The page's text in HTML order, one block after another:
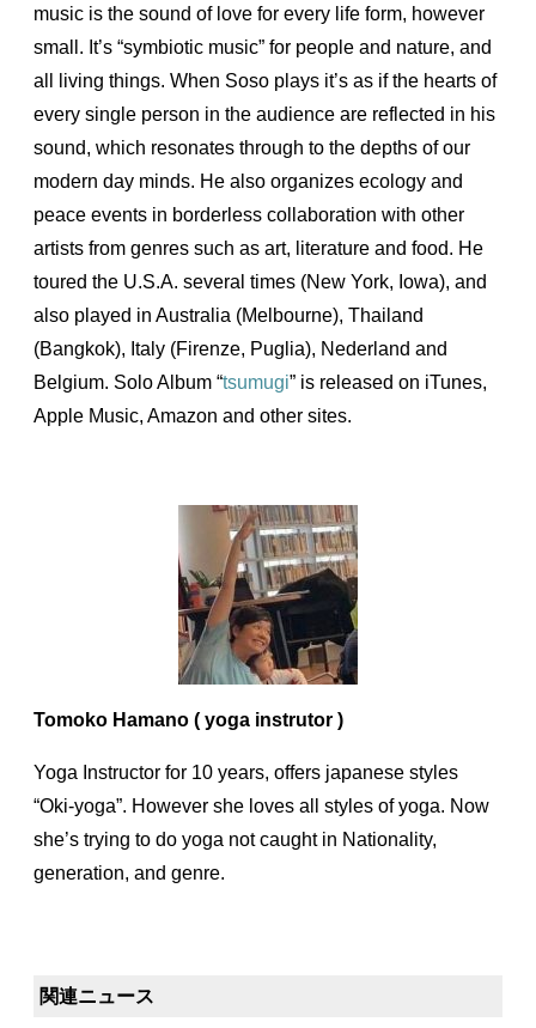
music is the sound of love for every life form, however
small. It’s “symbiotic music” for people and nature, and
all living things. When Soso plays it’s as if the hearts of
every single person in the audience are reflected in his
sound, which resonates through to the depths of our
modern day minds. He also organizes ecology and
peace events in borderless collaboration with other
artists from genres such as art, literature and food. He
toured the U.S.A. several times (New York, Iowa), and
also played in Australia (Melbourne), Thailand
(Bangkok), Italy (Firenze, Puglia), Nederland and
Belgium. Solo Album “tsumugi” is released on iTunes,
Apple Music, Amazon and other sites.
Tomoko Hamano ( yoga instrutor )
Yoga Instructor for 10 years, offers japanese styles
“Oki-yoga”. However she loves all styles of yoga. Now
she’s trying to do yoga not caught in Nationality,
generation, and genre.
関連ニュース